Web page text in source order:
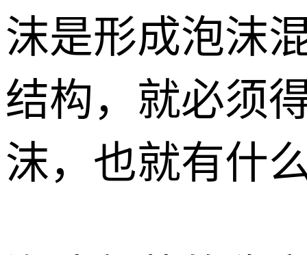
沫是形成泡沫
结构，就必须
沫，也就有什